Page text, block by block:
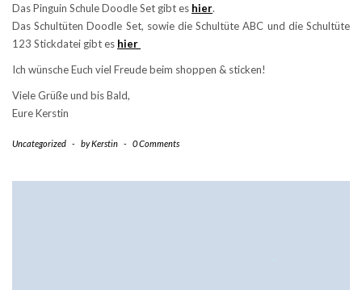
Das Pinguin Schule Doodle Set gibt es hier.
Das Schultüten Doodle Set, sowie die Schultüte ABC und die Schultüte
123 Stickdatei gibt es hier
Ich wünsche Euch viel Freude beim shoppen & sticken!
Viele Grüße und bis Bald,
Eure Kerstin
Uncategorized - byKerstin - 0 Comments